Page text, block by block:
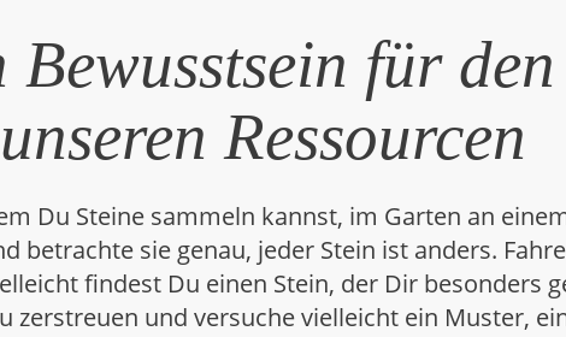
für
Ressourcen
Du Steine sammeln kannst, im Garten an
betrachte sie genau, jeder Stein ist anders.
findest Du einen Stein, der Dir besonders
zerstreuen und versuche vielleicht ein Muster,